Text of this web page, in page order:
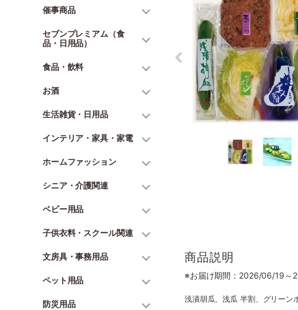
催事商品
セブンプレミアム（食
品・日用品）
食品・飲料
お酒
生活雑貨・日用品
インテリア・家具・家電
ホームファッション
シニア・介護関連
ベビー用品
子供衣料・スクール関連
文房具・事務用品
ペット用品
防災用品
商品説明
※お届け期間：2026/06/19～
浅漬胡瓜、浅瓜 半割、グリーン